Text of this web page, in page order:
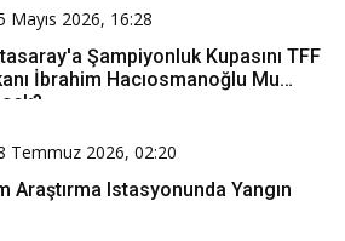
Mayıs 2026, 16:28
Şampiyonluk Kupasını TFF
İbrahim Hacıosmanoğlu Mu
Temmuz 2026, 02:20
Araştırma Istasyonunda Yangın